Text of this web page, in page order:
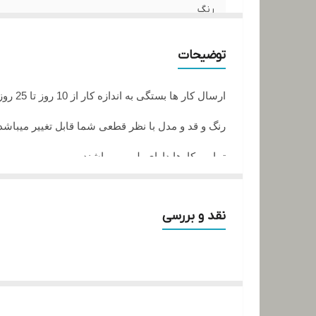
رنگ
توضیحات
ارسال کار ها بستگی به اندازه کار از 10 روز تا 25 روز زمان میبرد
رنگ و قد و مدل با نظر قطعی شما قابل تغییر
تمامی کارها دارای پلمپ میباشند
در صورت داشتن سوال میتوانید از پشتیبان های ما
نقد و بررسی